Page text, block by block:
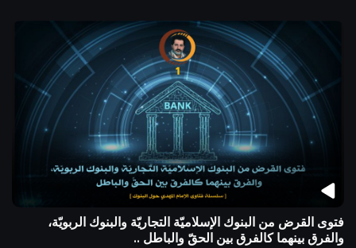
فتوى القرض من البنوك الإسلاميّة التجاريّة والبنوك الربويّة،
والفرق بينهما كالفرق بين الحقّ والباطل ..